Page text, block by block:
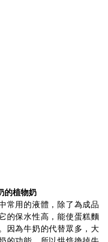
的植物奶
常用的液體，除了為成品
的保水性高，能使蛋糕麵
因為牛奶的代替眾多，大